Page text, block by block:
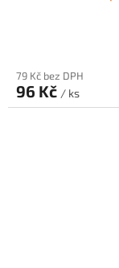
79 Kč bez DPH
96 Kč / ks